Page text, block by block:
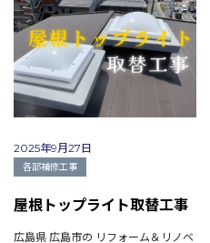
2025年9月27日
各部補修工事
屋根トップライト取替工事
広島県 広島市の リフォーム＆リノベ